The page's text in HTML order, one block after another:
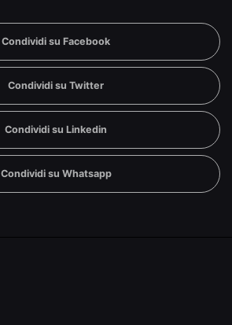
Condividi su Facebook
Condividi su Twitter
Condividi su Linkedin
Condividi su Whatsapp